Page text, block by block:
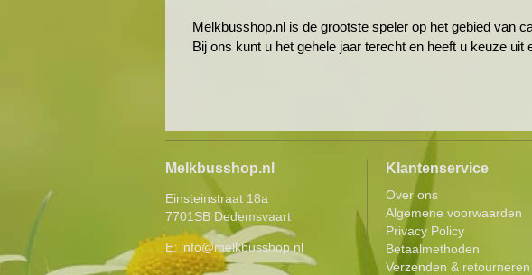
Melkbusshop.nl is de grootste speler op het gebied van
Bij ons kunt u het gehele jaar terecht en heeft u keuze uit
Melkbusshop.nl
Einsteinstraat 18a
7701SB Dedemsvaart
E: info@melkbusshop.nl
Klantenservice
Over ons
Algemene voorwaarden
Privacy Policy
Betaalmethoden
Verzenden & retourneren